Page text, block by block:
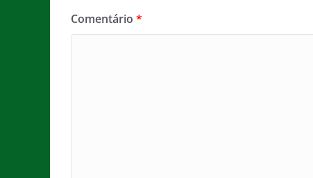
Comentário *